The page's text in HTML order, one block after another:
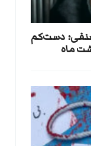
دست‌کم